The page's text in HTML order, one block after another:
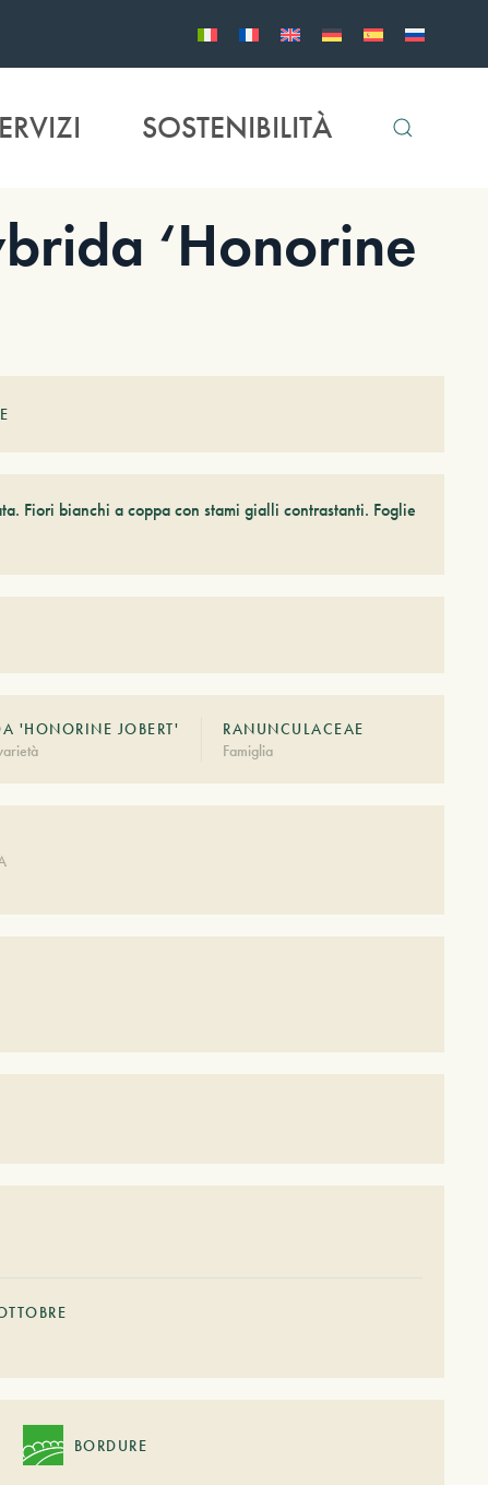
SOSTENIBILITÀ
‘Honorine
Fiori bianchi a coppa con stami gialli contrastanti. Foglie
'HONORINE JOBERT'
RANUNCULACEAE
Famiglia
BORDURE